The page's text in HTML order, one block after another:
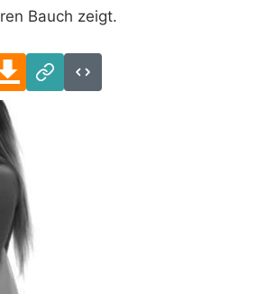
Bauch zeigt.
Download
Link